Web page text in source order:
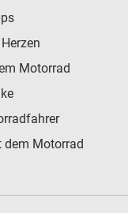
Motorrad
dem Motorrad